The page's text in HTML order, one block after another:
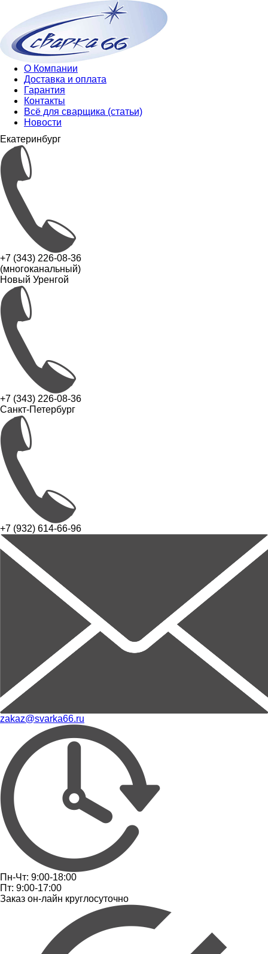
О Компании
Доставка и оплата
Гарантия
Контакты
Всё для сварщика (статьи)
Новости
Екатеринбург
+7 (343) 226-08-36
(многоканальный)
Новый Уренгой
+7 (343) 226-08-36
Санкт-Петербург
+7 (932) 614-66-96
zakaz@svarka66.ru
Пн-Чт: 9:00-18:00
Пт: 9:00-17:00
Заказ он-лайн круглосуточно